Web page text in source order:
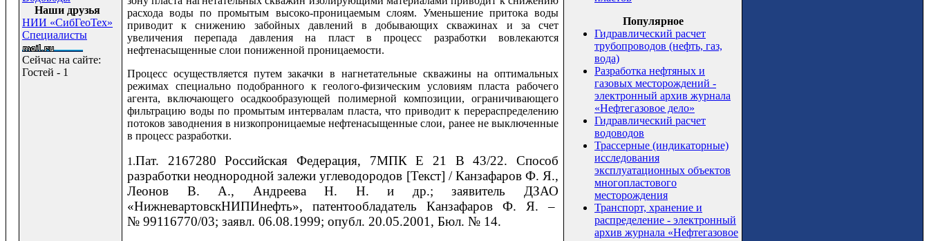
Наши друзья
НИИ «СибГеоТех»
Специалисты
Сейчас на сайте:
Гостей - 1
расхода воды по промытым высоко-проницаемым слоям. Уменьшение притока воды
приводит к снижению забойных давлений в добывающих скважинах и за счет
увеличения перепада давления на пласт в процесс разработки вовлекаются
нефтенасыщенные слои пониженной проницаемости.
Процесс осуществляется путем закачки в нагнетательные скважины на оптимальных
режимах специально подобранного к геолого-физическим условиям пласта рабочего
агента, включающего осадкообразующей полимерной композиции, ограничивающего
фильтрацию воды по промытым интервалам пласта, что приводит к перераспределению
потоков заводнения в низкопроницаемые нефтенасыщенные слои, ранее не выключенные
в процесс разработки.
1.Пат. 2167280 Российская Федерация, 7МПК Е 21 В 43/22. Способ
разработки неоднородной залежи углеводородов [Текст] / Канзафаров Ф. Я.,
Леонов В. А., Андреева Н. Н. и др.; заявитель ДЗАО
«НижневартовскНИПИнефть», патентообладатель Канзафаров Ф. Я. –
№ 99116770/03; заявл. 06.08.1999; опубл. 20.05.2001, Бюл. № 14.
Популярное
Гидравлический расчет
трубопроводов (нефть, газ,
вода)
Разработка нефтяных и
газовых месторождений -
электронный архив журнала
«Нефтегазовое дело»
Гидравлический расчет
водоводов
Трассерные (индикаторные)
исследования
эксплуатационных объектов
многопластового
месторождения
Транспорт, хранение и
распределение - электронный
архив журнала «Нефтегазовое